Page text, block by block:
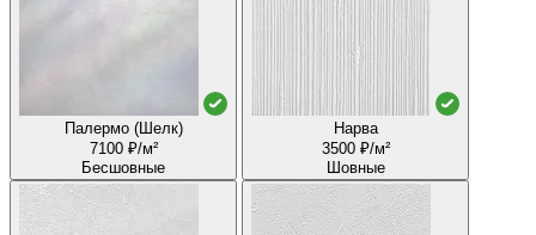
Палермо (Шелк)
7100 ₽/м²
Бесшовные
Нарва
3500 ₽/м²
Шовные